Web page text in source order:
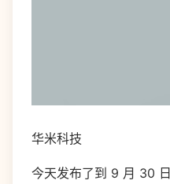
华米科技
今天发布了到 9 月 30